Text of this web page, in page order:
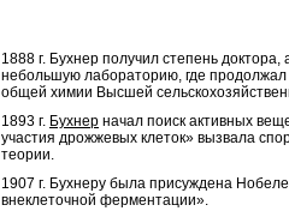
1888 г. Бухнер получил степень
небольшую лабораторию, где
общей химии Высшей
1893 г. Бухнер начал поиск активных
участия дрожжевых клеток» вызвала
теории.
1907 г. Бухнеру была присуждена
внеклеточной ферментации».